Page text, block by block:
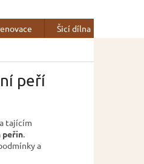
Šicí dílna
peří
tajícím
peřin.
a